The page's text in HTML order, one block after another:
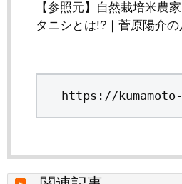
【参照元】自然栽培米農
タニシとは!?｜菅原陽介の
https://